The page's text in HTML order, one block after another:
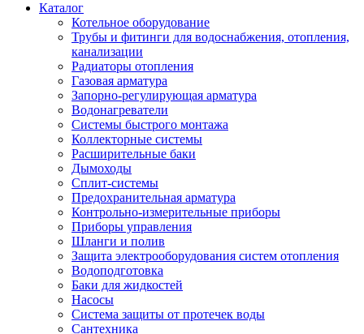
Каталог
Котельное оборудование
Трубы и фитинги для водоснабжения, отопления,
канализации
Радиаторы отопления
Газовая арматура
Запорно-регулирующая арматура
Водонагреватели
Системы быстрого монтажа
Коллекторные системы
Расширительные баки
Дымоходы
Сплит-системы
Предохранительная арматура
Контрольно-измерительные приборы
Приборы управления
Шланги и полив
Защита электрооборудования систем отопления
Водоподготовка
Баки для жидкостей
Насосы
Система защиты от протечек воды
Сантехника